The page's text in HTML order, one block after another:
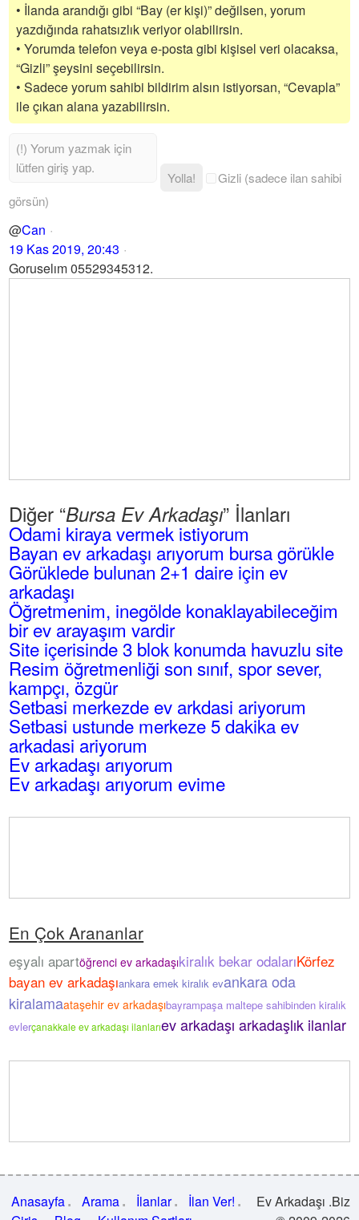
• İlanda arandığı gibi “Bay (er kişi)” değilsen, yorum
yazdığında rahatsızlık veriyor olabilirsin.
• Yorumda telefon veya e-posta gibi kişisel veri olacaksa,
“Gizli” şeysini seçebilirsin.
• Sadece yorum sahibi bildirim alsın istiyorsan, “Cevapla”
ile çıkan alana yazabilirsin.
Yolla!
Gizli (sadece ilan sahibi
görsün)
@Can
19 Kas 2019, 20:43
Goruselım 05529345312.
Diğer “Bursa Ev Arkadaşı” İlanları
Odami kiraya vermek istiyorum
Bayan ev arkadaşı arıyorum bursa görükle
Görüklede bulunan 2+1 daire için ev
arkadaşı
Öğretmenim, inegölde konaklayabileceğim
bir ev arayaşım vardir
Site içerisinde 3 blok konumda havuzlu site
Resim öğretmenliği son sınıf, spor sever,
kampçı, özgür
Setbasi merkezde ev arkdasi ariyorum
Setbasi ustunde merkeze 5 dakika ev
arkadasi ariyorum
Ev arkadaşı arıyorum
Ev arkadaşı arıyorum evime
En Çok Arananlar
eşyalı apartöğrenci ev arkadaşıkiralık bekar odalarıKörfez
bayan ev arkadaşıankara emek kiralık evankara oda
kiralamaataşehir ev arkadaşıbayrampaşa maltepe sahibinden kiralık
evlerçanakkale ev arkadaşı ilanlarıev arkadaşı arkadaşlık ilanlar
Anasayfa Arama İlanlar
İlan Ver!
Ev Arkadaşı .Biz